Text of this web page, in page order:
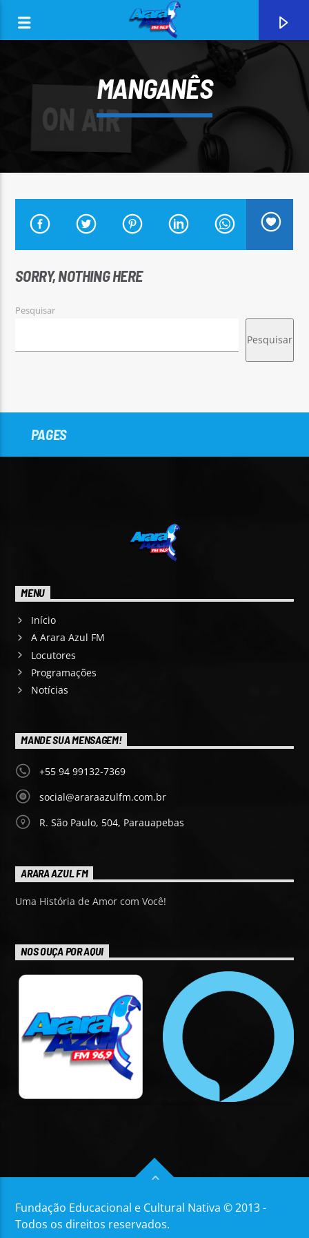
ARARA AZUL FM 96,9
MANGANÊS
SORRY, NOTHING HERE
Pesquisar
Pesquisar
PAGES
MENU
Início
A Arara Azul FM
Locutores
Programações
Notícias
MANDE SUA MENSAGEM!
+55 94 99132-7369
social@araraazulfm.com.br
R. São Paulo, 504, Parauapebas
ARARA AZUL FM
Uma História de Amor com Você!
NOS OUÇA POR AQUI
Fundação Educacional e Cultural Nativa © 2013 -
Todos os direitos reservados.